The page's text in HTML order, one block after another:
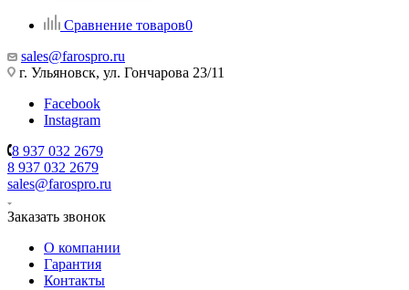
Сравнение товаров0
sales@farospro.ru
г. Ульяновск, ул. Гончарова 23/11
Facebook
Instagram
8 937 032 2679
8 937 032 2679
sales@farospro.ru
Заказать звонок
О компании
Гарантия
Контакты